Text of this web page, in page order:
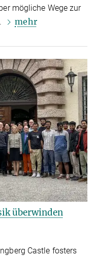
mögliche Wege zur
mehr
überwinden
Castle fosters